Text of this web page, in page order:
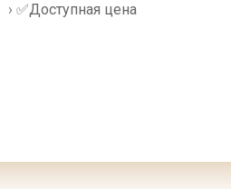
› ✅Доступная цена